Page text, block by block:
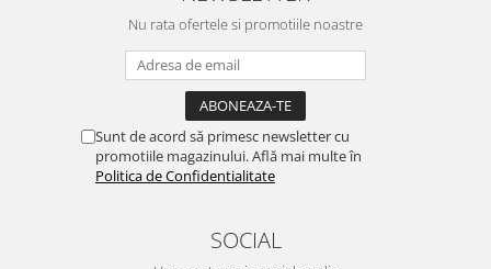
Nu rata ofertele si promotiile noastre
Sunt de acord să primesc newsletter cu
promotiile magazinului. Află mai multe în
Politica de Confidentialitate
SOCIAL